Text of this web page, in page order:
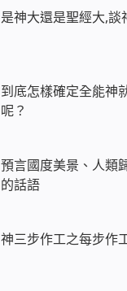
是神大還是聖經大,談
到底怎樣確定全能神
呢？
預言國度美景、人類
的話語
神三步作工之每步作